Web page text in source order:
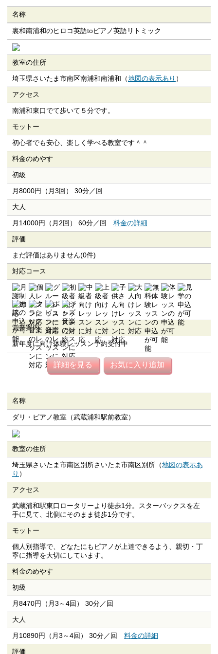
名称
裏和南浦和のヒロコ英語toピアノ英語リトミック
教室の住所
埼玉県さいたま市南区南浦和南浦和（地図の表示あり ）
アクセス
南浦和東口でて歩いて５分です。
モットー
初心者でも安心、楽しく学べる教室です＾＾
料金のめやす
初級
月8000円（月3回） 30分／回
大人
月14000円（月2回） 60分／回 料金の詳細
評価
まだ評価はありません(0件)
対応コース
営業案内
新年度に向け体験レッスン予約受付中
詳細を見る お気に入り追加
名称
ダリ・ピアノ教室（武蔵浦和駅前教室）
教室の住所
埼玉県さいたま市南区別所さいたま市南区別所（地図の表示あ
り ）
アクセス
武蔵浦和駅東口ロータリーより徒歩1分。スターバックスを左
手に見て、北側にそのまま徒歩1分です。
モットー
個人別指導で、どなたにもピアノが上達できるよう、親切・丁
寧に指導を大切にしています。
料金のめやす
初級
月8470円（月3～4回） 30分／回
大人
月10890円（月3～4回） 30分／回 料金の詳細
評価